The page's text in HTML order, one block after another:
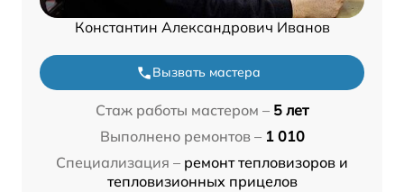
Константин Александрович Иванов
Вызвать мастера
Стаж работы мастером – 5 лет
Выполнено ремонтов – 1 010
Специализация – ремонт тепловизоров и
тепловизионных прицелов